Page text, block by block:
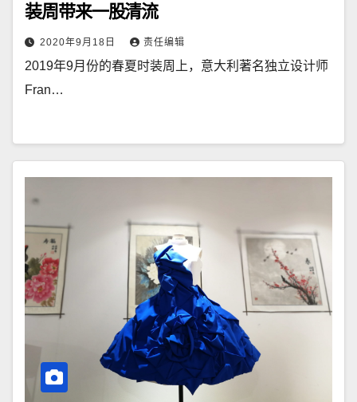
装周带来一股清流
2020年9月18日 责任编辑
2019年9月份的春夏时装周上，意大利著名独立设计师
Fran…